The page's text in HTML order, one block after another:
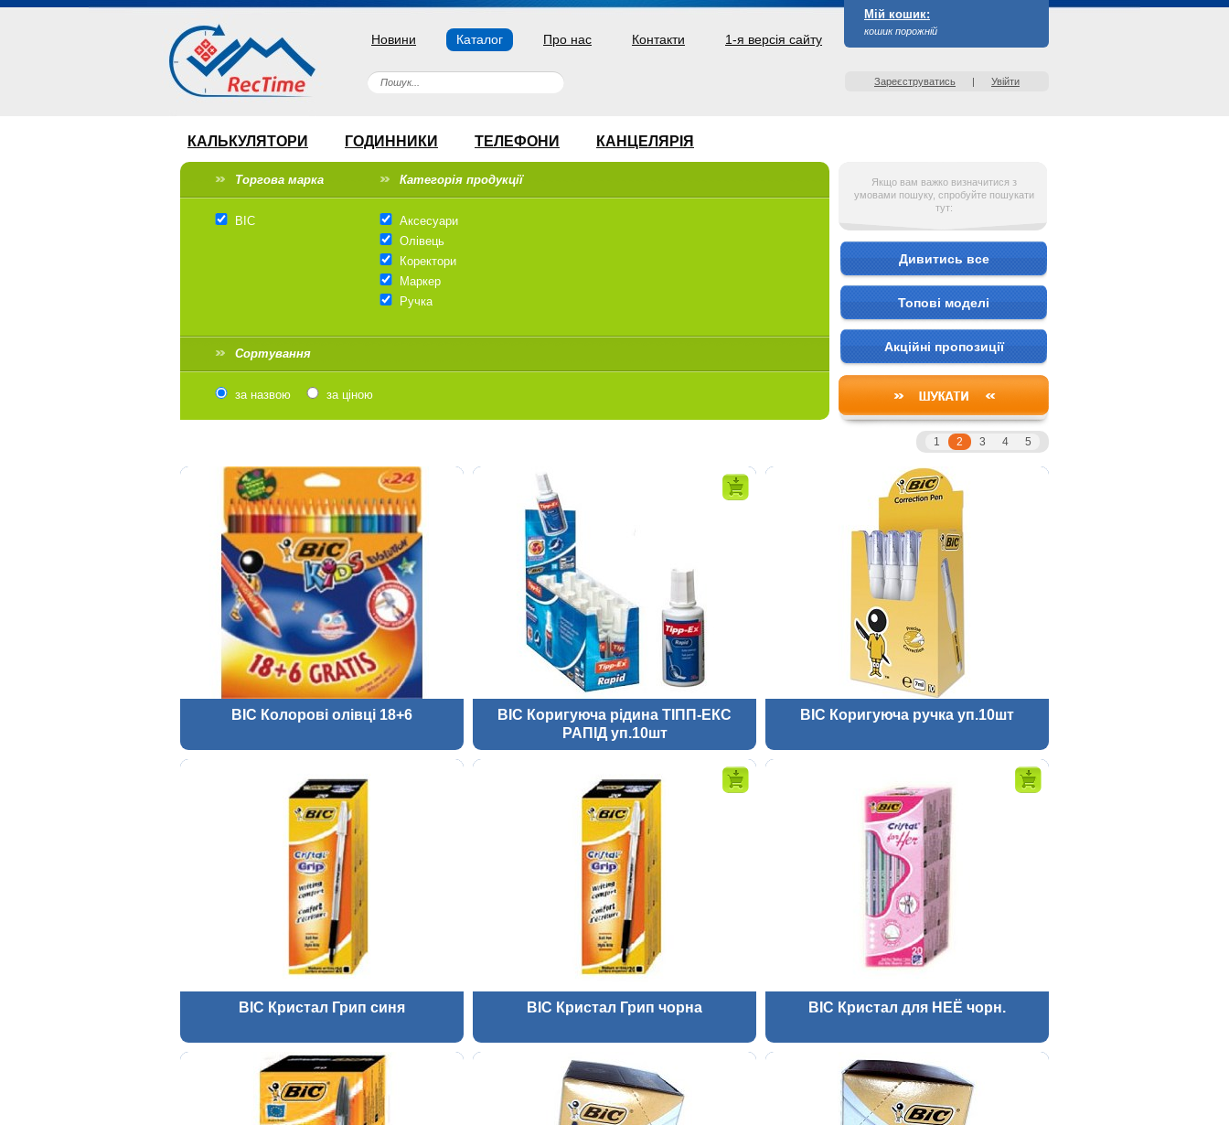
Новини Каталог Про нас Контакти 1-я версія сайту
Мій кошик:
кошик порожній
Зареєструватись | Увійти
КАЛЬКУЛЯТОРИ ГОДИННИКИ ТЕЛЕФОНИ КАНЦЕЛЯРІЯ
Торгова марка Категорія продукції
BIC
Аксесуари
Олівець
Коректори
Маркер
Ручка
Сортування
за назвою за ціною
Якщо вам важко визначитися з
умовами пошуку, спробуйте пошукати
тут:
Дивитись все
Топові моделі
Акційні пропозиції
1 2 3 4 5
BIC Колорові олівці 18+6
BIC Коригуюча рідина ТІПП-ЕКС
РАПІД уп.10шт
BIC Коригуюча ручка уп.10шт
BIC Кристал Грип синя BIC Кристал Грип чорна BIC Кристал для НЕЁ чорн.